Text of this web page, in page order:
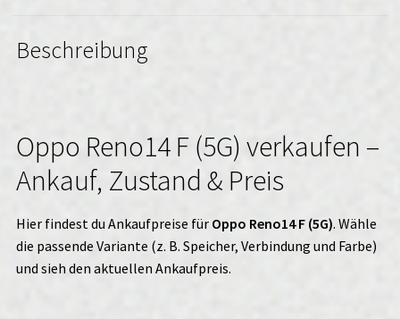
Beschreibung
Oppo Reno14 F (5G) verkaufen –
Ankauf, Zustand & Preis
Hier findest du Ankaufpreise für Oppo Reno14 F (5G). Wähle
die passende Variante (z. B. Speicher, Verbindung und Farbe)
und sieh den aktuellen Ankaufpreis.